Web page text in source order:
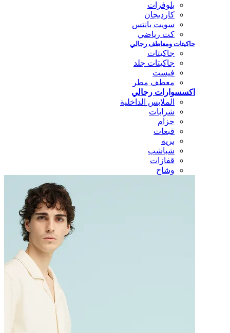
بلوفرات
كارديجان
سويت بانتس
كت رياضي
جاكيتات ومعاطف رجالي
جاكيتات
جاكيتات جلد
فيست
معطف مطر
اكسسوارات رجالي
الملابس الداخلية
شرابات
حزام
قبعات
بريه
شباشب
قفازات
وشاح